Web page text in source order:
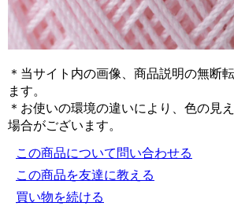
＊当サイト内の画像、商品説明の無断
ます。
＊お使いの環境の違いにより、色の見
場合がございます。
この商品について問い合わせる
この商品を友達に教える
買い物を続ける